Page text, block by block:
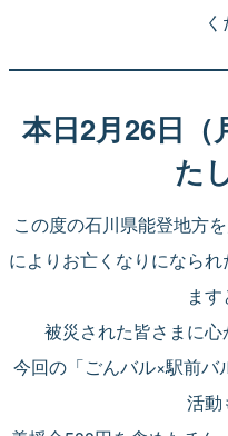
く
本日2月26日（
た
この度の石川県能登地方
によりお亡くなりになら
ます
被災された皆さまに心
今回の「ごんバル×駅前バ
活動